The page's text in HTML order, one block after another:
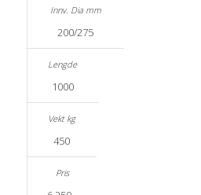
200/275
1000
450